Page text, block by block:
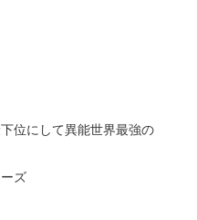
位にして異能世界最強の
ズ